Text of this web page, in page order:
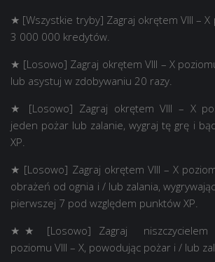
★ [Wszystkie tryby] Zagraj okrętem VIII –
3 000 000 kredytów.
★ [Losowo] Zagraj okrętem VIII – X
lub asystuj w zdobywaniu 20 razy.
★ [Losowo] Zagraj okrętem VIII – X
jeden pożar lub zalanie, wygraj tę grę i
XP.
★ [Losowo] Zagraj okrętem VIII – X
obrażeń od ognia i / lub zalania,
pierwszej 7 pod względem punktów XP.
★★ [Losowo] Zagraj niszczycielem
poziomu VIII – X, powodując pożar i / lub